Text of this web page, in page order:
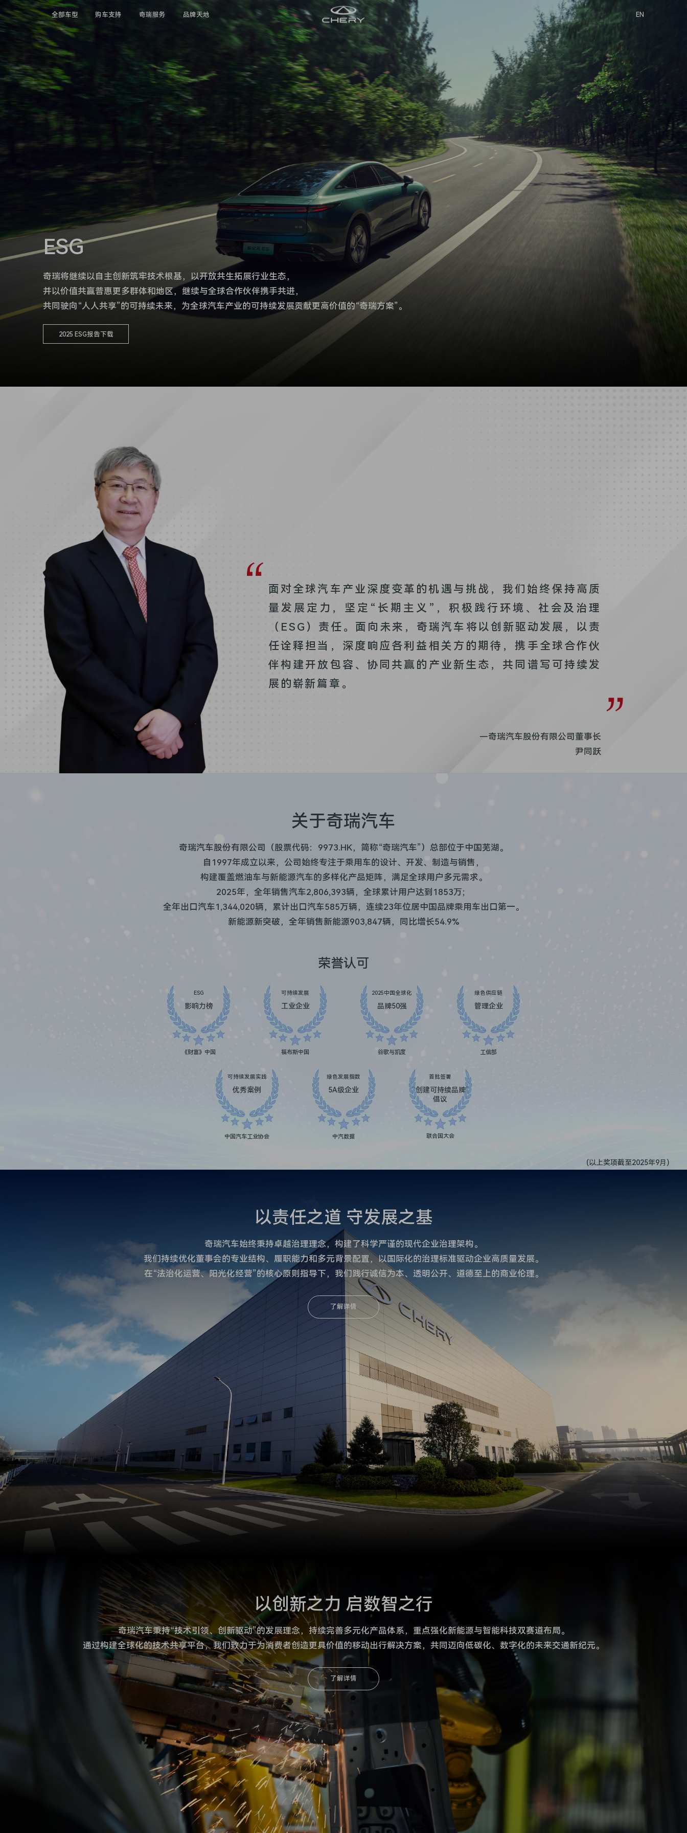
全部车型
瑞虎系列
瑞虎7系
瑞虎5系
艾瑞泽系列
全新一代 瑞虎9
￥15.99万元-17.99万元
了解详情 预约品鉴
全新一代 瑞虎9 第五代瑞虎8·虎款
购车支持
预约品鉴
金融服务
二手车业务
新零售业务
预约品鉴
深度试驾，随心出发
了解详情
奇瑞服务
快·乐体验
快·乐体验
奇瑞服务 用心为您
了解详情
品牌天地
技术奇瑞
品牌历程
技术奇瑞
技术奇瑞 全球热爱
了解详情
EN
ESG
奇瑞将继续以自主创新筑牢技术根基，以开放共生拓展行业生态，
并以价值共赢普惠更多群体和地区，继续与全球合作伙伴携手共进，
共同驶向“人人共享”的可持续未来，为全球汽车产业的可持续发展贡献更高价值的“奇瑞方案”。
2025 ESG报告下载
面对全球汽车产业深度变革的机遇与挑战，我们始终保持高质
量发展定力，坚定“长期主义”，积极践行环境、社会及治理
（ESG）责任。面向未来，奇瑞汽车将以创新驱动发展，以责
任诠释担当，深度响应各利益相关方的期待，携手全球合作伙
伴构建开放包容、协同共赢的产业新生态，共同谱写可持续发
展的崭新篇章。
—奇瑞汽车股份有限公司董事长
尹同跃
关于奇瑞汽车
奇瑞汽车股份有限公司（股票代码：9973.HK，简称“奇瑞汽车”）总部位于中国芜湖。
自1997年成立以来，公司始终专注于乘用车的设计、开发、制造与销售，
构建覆盖燃油车与新能源汽车的多样化产品矩阵，满足全球用户多元需求。
2025年，全年销售汽车2,806,393辆，全球累计用户达到1853万；
全年出口汽车1,344,020辆，累计出口汽车585万辆，连续23年位居中国品牌乘用车出口第一。
新能源新突破，全年销售新能源903,847辆，同比增长54.9%
荣誉认可
ESG
影响力榜
《财富》中国
可持续发展
工业企业
福布斯中国
2025中国全球化
品牌50强
谷歌与凯度
绿色供应链
管理企业
工信部
可持续发展实践
优秀案例
中国汽车工业协会
绿色发展指数
5A级企业
中汽数据
首批签署
“创建可持续品牌”
倡议
联合国大会
(以上奖项截至2025年9月)
以责任之道 守发展之基
奇瑞汽车始终秉持卓越治理理念，构建了科学严谨的现代企业治理架构。
我们持续优化董事会的专业结构、履职能力和多元背景配置，以国际化的治理标准驱动企业高质量发展。
在“法治化运营、阳光化经营”的核心原则指导下，我们践行诚信为本、透明公开、道德至上的商业伦理。
了解详情
以创新之力 启数智之行
奇瑞汽车秉持“技术引领、创新驱动”的发展理念，持续完善多元化产品体系，重点强化新能源与智能科技双赛道布局。
通过构建全球化的技术共享平台，我们致力于为消费者创造更具价值的移动出行解决方案，共同迈向低碳化、数字化的未来交通新纪元。
了解详情